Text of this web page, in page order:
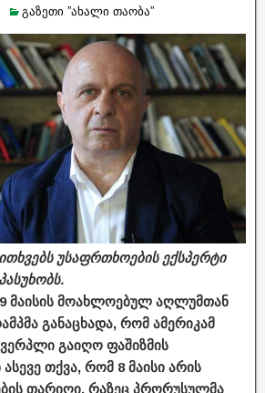
გაზეთი ”ახალი თაობა”
უსაფრთხოების ექსპერტი
მაისის მოახლოებულ აღლუმთან
განაცხადა, რომ ამერიკამ
გაიღო ფაშიზმის
თქვა, რომ 8 მაისი არის
თარიღი, რაზეც პრორუსულმა